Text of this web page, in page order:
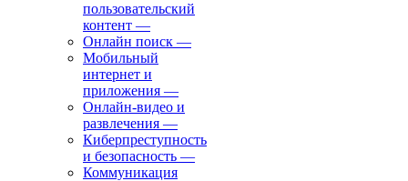
пользовательский
контент —
Онлайн поиск —
Мобильный
интернет и
приложения —
Онлайн-видео и
развлечения —
Киберпреступность
и безопасность —
Коммуникация